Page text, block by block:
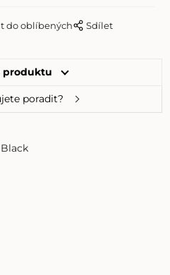
do oblíbených Sdílet
produktu
poradit?